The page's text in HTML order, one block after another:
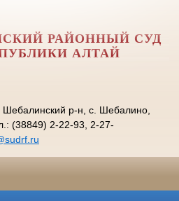
РАЙОННЫЙ СУД
АЛТАЙ
Шебалинский р-н, с. Шебалино,
(38849) 2-22-93, 2-27-